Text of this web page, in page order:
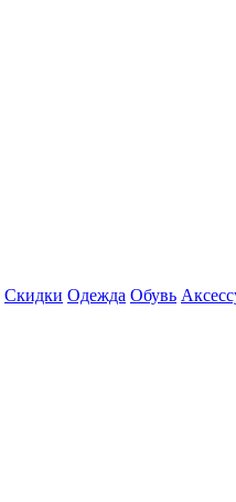
Скидки Одежда Обувь